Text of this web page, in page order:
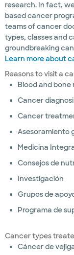
research. In fact,
based cancer
teams of cancer
types, classes and
groundbreaking
Learn more about
Reasons to visit a
Blood and
Cancer
Cancer
Asesoramiento
Medicina
Consejos de
Investigación
Grupos de
Programa de
Cancer types
Cáncer de